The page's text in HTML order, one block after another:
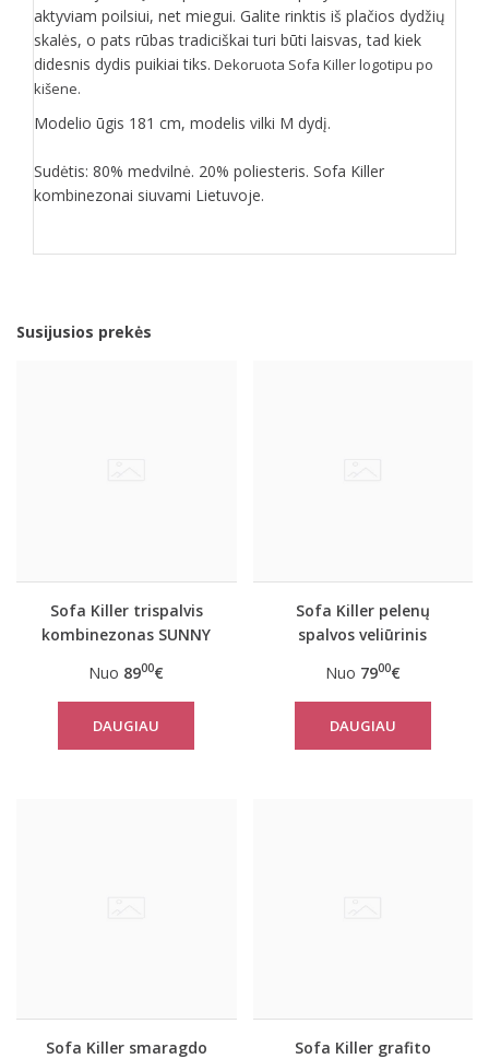
aktyviam poilsiui, net miegui. Galite rinktis iš plačios dydžių
skalės, o pats rūbas tradiciškai turi būti laisvas, tad kiek
didesnis dydis puikiai tiks. Dekoruota Sofa Killer logotipu po
kišene.
Modelio ūgis 181 cm, modelis vilki M dydį.
Sudėtis: 80% medvilnė. 20% poliesteris. Sofa Killer
kombinezonai siuvami Lietuvoje.
Susijusios prekės
Sofa Killer trispalvis
kombinezonas SUNNY
Nuo 8900€
DAUGIAU
Sofa Killer pelenų
spalvos veliūrinis
Nuo 7900€
DAUGIAU
Sofa Killer smaragdo
Sofa Killer grafito